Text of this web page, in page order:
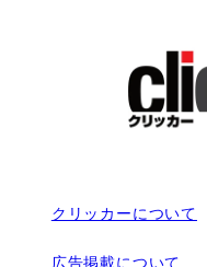
クリッカーについて
広告掲載について